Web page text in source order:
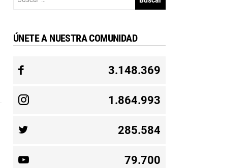
ÚNETE A NUESTRA COMUNIDAD
3.148.369
1.864.993
285.584
79.700